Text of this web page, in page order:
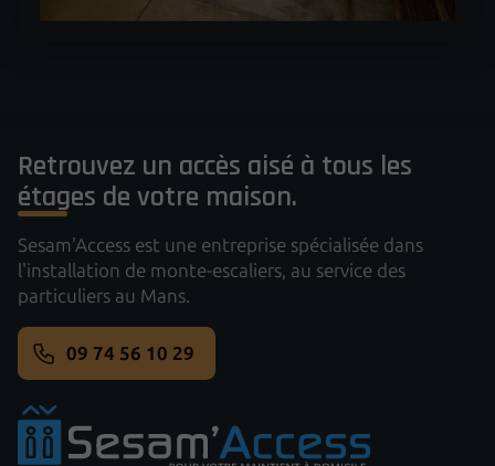
Retrouvez un accès aisé à tous les
étages de votre maison.
Sesam'Access est une entreprise spécialisée dans
l'installation de monte-escaliers, au service des
particuliers au Mans.
09 74 56 10 29